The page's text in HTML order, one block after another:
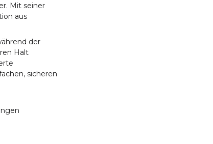
Mit seiner
aus
der
Halt
sicheren